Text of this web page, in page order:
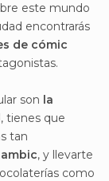
este mundo
encontrarás
de cómic
son la
tienes que
tan
, y llevarte
como